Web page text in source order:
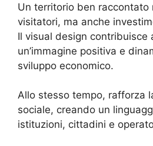
Un territorio ben raccontato
visitatori, ma anche
Il visual design contribuisce
un’immagine positiva e
sviluppo economico.
Allo stesso tempo, rafforza
sociale, creando un
istituzioni, cittadini e